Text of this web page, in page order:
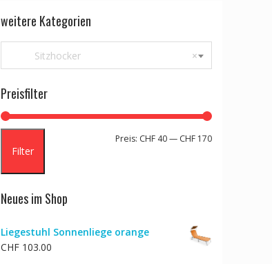
weitere Kategorien
×
Sitzhocker
Preisfilter
Min.
Max.
Filter
Preis: CHF 40— CHF 170
Neues im Shop
Liegestuhl Sonnenliege orange
CHF 103.00